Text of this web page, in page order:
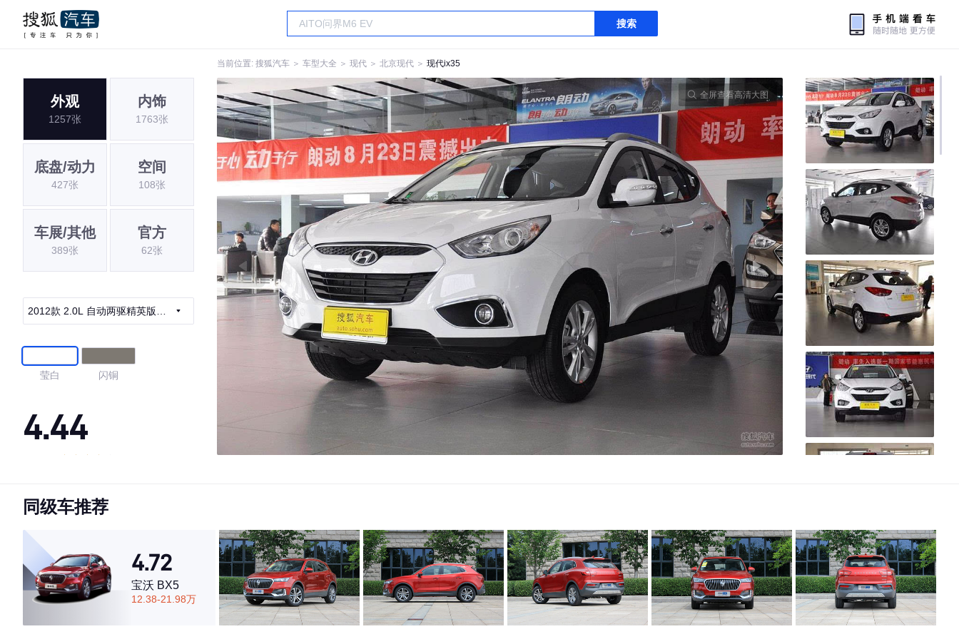
搜索
当前位置: 搜狐汽车 ＞ 车型大全 ＞ 现代 ＞ 北京现代 ＞ 现代ix35
外观
1257张
内饰
1763张
底盘/动力
427张
空间
108张
车展/其他
389张
官方
62张
2012款 2.0L 自动两驱精英版
莹白 闪铜
4.44
·内饰表现一般，低于89%同级车
·空间表现一般，低于57%同级车
全屏查看高清大图
同级车推荐
4.72
宝沃 BX5
12.38-21.98万